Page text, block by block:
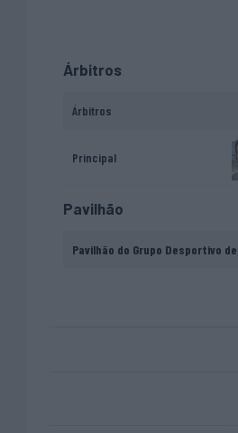
Árbitros
Árbitros
Principal
Pavilhão
Pavilhão do Grupo Desportivo